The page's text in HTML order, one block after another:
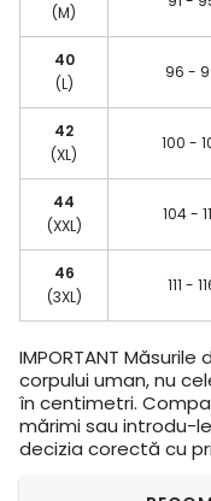
(M)
40
(L)
96 -
42
(XL)
100 -
44
(XXL)
104 -
46
(3XL)
111 -
IMPORTANT Măsurile
corpului uman, nu
în centimetri.
mărimi sau introdu-
decizia corectă cu